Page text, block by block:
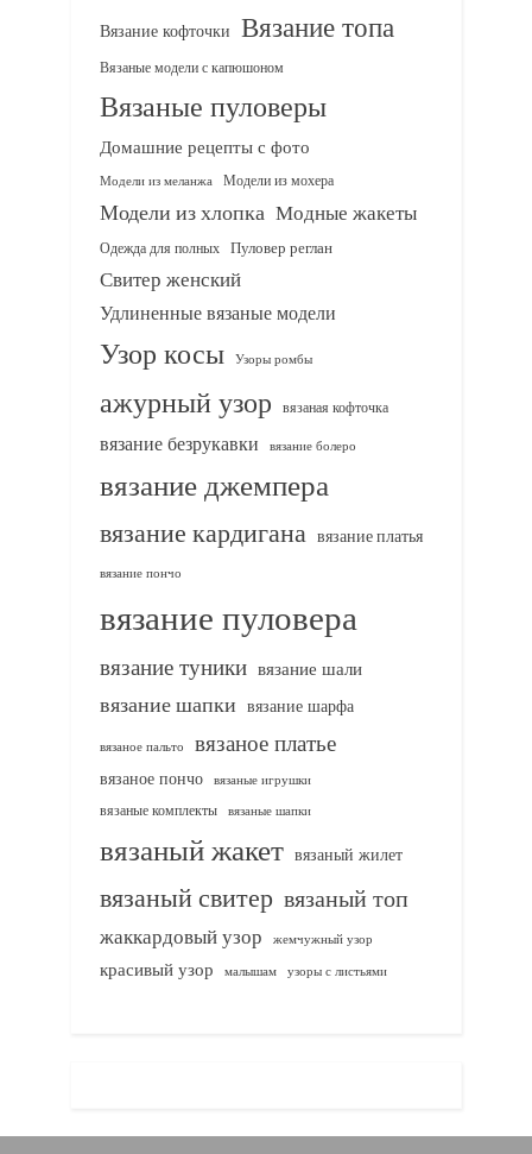
Вязание кофточки Вязание топа
Вязаные модели с капюшоном
Вязаные пуловеры
Домашние рецепты с фото
Модели из меланжа Модели из мохера
Модели из хлопка Модные жакеты
Одежда для полных Пуловер реглан
Свитер женский
Удлиненные вязаные модели
Узор косы Узоры ромбы
ажурный узор вязаная кофточка
вязание безрукавки вязание болеро
вязание джемпера
вязание кардигана вязание платья
вязание пончо
вязание пуловера
вязание туники вязание шали
вязание шапки вязание шарфа
вязаное пальто вязаное платье
вязаное пончо вязаные игрушки
вязаные комплекты
вязаные шапки
вязаный жакет вязаный жилет
вязаный свитер вязаный топ
жаккардовый узор жемчужный узор
красивый узор малышам узоры с листьями